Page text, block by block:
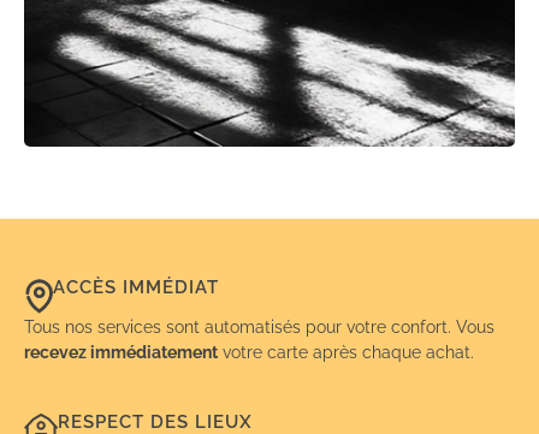
ACCÈS IMMÉDIAT
Tous nos services sont automatisés pour votre confort. Vous
recevez immédiatement votre carte après chaque achat.
RESPECT DES LIEUX